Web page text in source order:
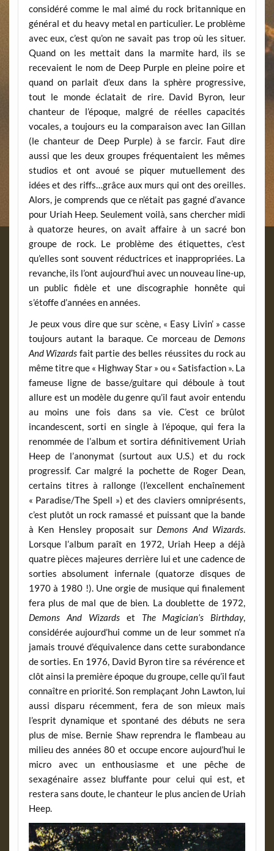
considéré comme le mal aimé du rock britannique en
général et du heavy metal en particulier. Le problème
avec eux, c’est qu’on ne savait pas trop où les situer.
Quand on les mettait dans la marmite hard, ils se
recevaient le nom de Deep Purple en pleine poire et
quand on parlait d’eux dans la sphère progressive,
tout le monde éclatait de rire. David Byron, leur
chanteur de l’époque, malgré de réelles capacités
vocales, a toujours eu la comparaison avec Ian Gillan
(le chanteur de Deep Purple) à se farcir. Faut dire
aussi que les deux groupes fréquentaient les mêmes
studios et ont avoué se piquer mutuellement des
idées et des riffs…grâce aux murs qui ont des oreilles.
Alors, je comprends que ce n’était pas gagné d’avance
pour Uriah Heep. Seulement voilà, sans chercher midi
à quatorze heures, on avait affaire à un sacré bon
groupe de rock. Le problème des étiquettes, c’est
qu’elles sont souvent réductrices et inappropriées. La
revanche, ils l’ont aujourd’hui avec un nouveau line-up,
un public fidèle et une discographie honnête qui
s’étoffe d’années en années.
Je peux vous dire que sur scène, « Easy Livin’ » casse
toujours autant la baraque. Ce morceau de Demons
And Wizards fait partie des belles réussites du rock au
même titre que « Highway Star » ou « Satisfaction ». La
fameuse ligne de basse/guitare qui déboule à tout
allure est un modèle du genre qu’il faut avoir entendu
au moins une fois dans sa vie. C’est ce brûlot
incandescent, sorti en single à l’époque, qui fera la
renommée de l’album et sortira définitivement Uriah
Heep de l’anonymat (surtout aux U.S.) et du rock
progressif. Car malgré la pochette de Roger Dean,
certains titres à rallonge (l’excellent enchaînement
« Paradise/The Spell ») et des claviers omniprésents,
c’est plutôt un rock ramassé et puissant que la bande
à Ken Hensley proposait sur Demons And Wizards.
Lorsque l’album paraît en 1972, Uriah Heep a déjà
quatre pièces majeures derrière lui et une cadence de
sorties absolument infernale (quatorze disques de
1970 à 1980 !). Une orgie de musique qui finalement
fera plus de mal que de bien. La doublette de 1972,
Demons And Wizardset The Magician’s Birthday,
considérée aujourd’hui comme un de leur sommet n’a
jamais trouvé d’équivalence dans cette surabondance
de sorties. En 1976, David Byron tire sa révérence et
clôt ainsi la première époque du groupe, celle qu’il faut
connaître en priorité. Son remplaçant John Lawton, lui
aussi disparu récemment, fera de son mieux mais
l’esprit dynamique et spontané des débuts ne sera
plus de mise. Bernie Shaw reprendra le flambeau au
milieu des années 80 et occupe encore aujourd’hui le
micro avec un enthousiasme et une pêche de
sexagénaire assez bluffante pour celui qui est, et
restera sans doute, le chanteur le plus ancien de Uriah
Heep.